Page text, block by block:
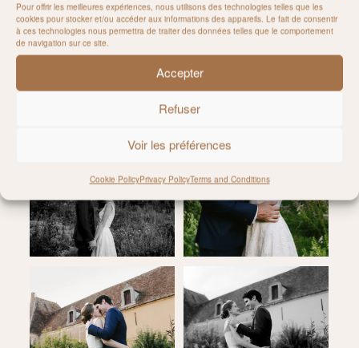
Pour offrir les meilleures expériences, nous utilisons des technologies telles que les
cookies pour stocker et/ou accéder aux informations des appareils. Le fait de consentir
à ces technologies nous permettra de traiter des données telles que le comportement
de navigation sur ce site.
Accepter
Refuser
Voir les préférences
Cookie PolicyPrivacy PolicyTerms and Conditions